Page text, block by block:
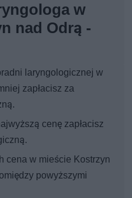
w
nad Odrą -
laryngologicznej w
zapłacisz za
cenę zapłacisz
cena w mieście Kostrzyn
powyższymi